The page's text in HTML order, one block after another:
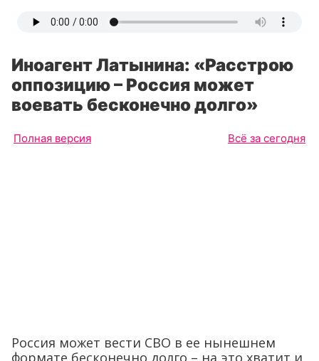
Иноагент Латынина: «Расстрою
оппозицию – Россия может
воевать бесконечно долго»
Полная версия Всё за сегодня
Россия может вести СВО в ее нынешнем